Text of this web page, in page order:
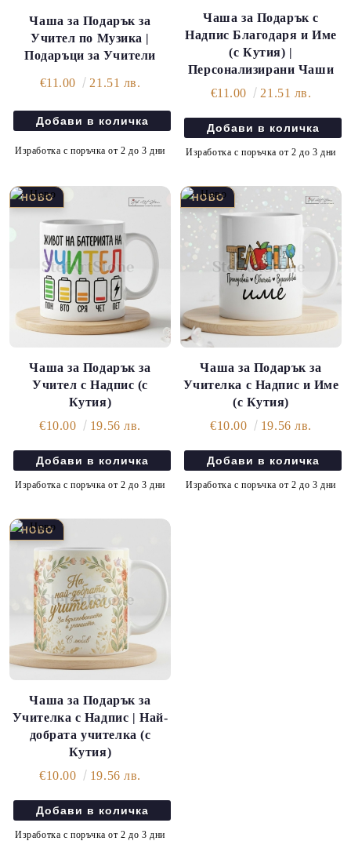
Чаша за Подарък за
Учител по Музика |
Подаръци за Учители
€11.00 21.51 лв.
Изработка с поръчка от 2 до 3 дни
Чаша за Подарък с
Надпис Благодаря и Име
(с Кутия) |
Персонализирани Чаши
€11.00
21.51 лв.
Изработка с поръчка от 2 до 3 дни
Чаша за Подарък за
Учител с Надпис (с
Кутия)
€10.00
19.56 лв.
Изработка с поръчка от 2 до 3 дни
Чаша за Подарък за
Учителка с Надпис и Име
(с Кутия)
€10.00
19.56 лв.
Изработка с поръчка от 2 до 3 дни
Чаша за Подарък за
Учителка с Надпис | Най-
добрата учителка (с
Кутия)
€10.00
19.56 лв.
Изработка с поръчка от 2 до 3 дни